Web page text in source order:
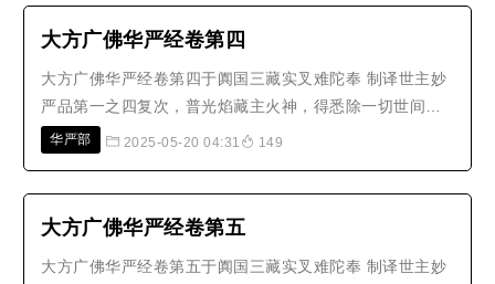
乾闼婆王，得如云广布普荫泽一..
大方广佛华严经卷第四
大方广佛华严经卷第四于阗国三藏实叉难陀奉 制译世主妙
严品第一之四复次，普光焰藏主火神，得悉除一切世间闇
解脱门；普集光幢主火神，得能息一切众生诸惑漂流热恼
尽光髻主火神，得光明照耀无边..
华严部 2025-05-20 04:31 149
大方广佛华严经卷第五
大方广佛华严经卷第五于阗国三藏实叉难陀奉 制译世主妙